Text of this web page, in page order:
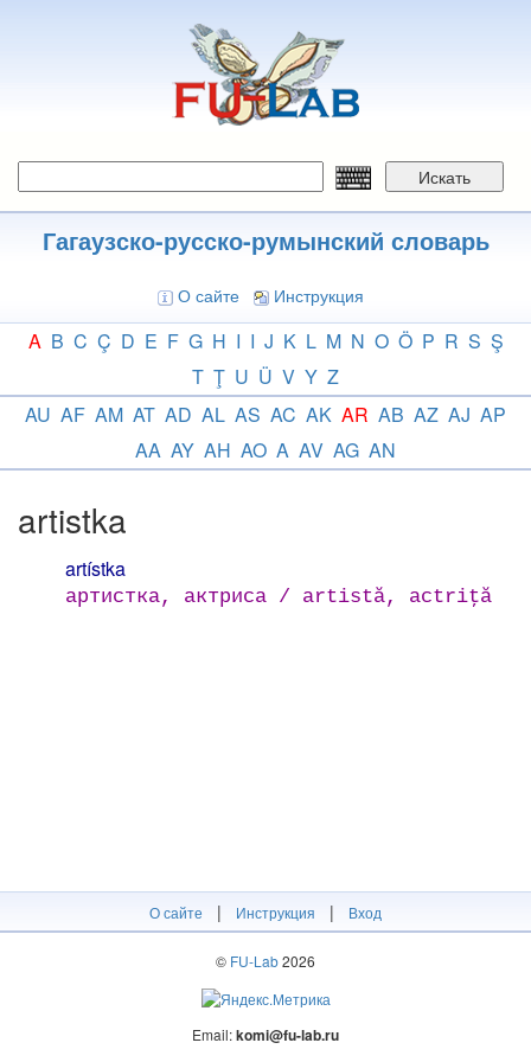
Искать
Гагаузско-русско-румынский словарь
О сайте Инструкция
A B C Ç D E F G H I I J K L M N O Ö P R S Ş
T Ţ U Ü V Y Z
AU AF AM AT AD AL AS AC AK AR AB AZ AJ AP
AA AY AH AO A AV AG AN
artistka
artístka
артистка, актриса / artistă, actriţă
О сайте | Инструкция | Вход
© FU-Lab2026
Email:komi@fu-lab.ru